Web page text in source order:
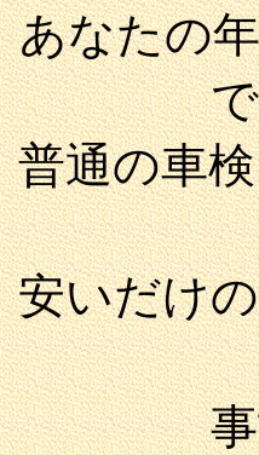
あなたの
普通の車
安いだけ